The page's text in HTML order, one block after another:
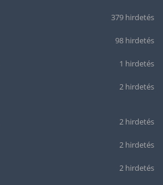
379 hirdetés
98 hirdetés
1 hirdetés
2 hirdetés
2 hirdetés
2 hirdetés
2 hirdetés